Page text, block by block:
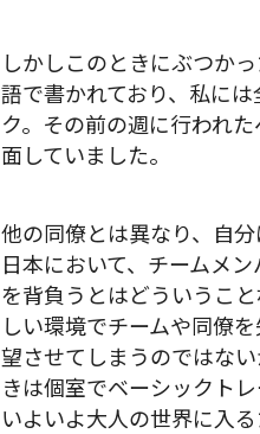
しかしこのときにぶつか
語で書かれており、私に
ク。その前の週に行われ
面していました。
他の同僚とは異なり、自
日本において、チームメ
を背負うとはどういうこ
しい環境でチームや同僚
望させてしまうのではな
きは個室でベーシックト
いよいよ大人の世界に入